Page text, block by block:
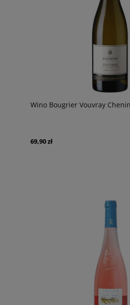
Wino Bougrier Vouvray
69,90 zł